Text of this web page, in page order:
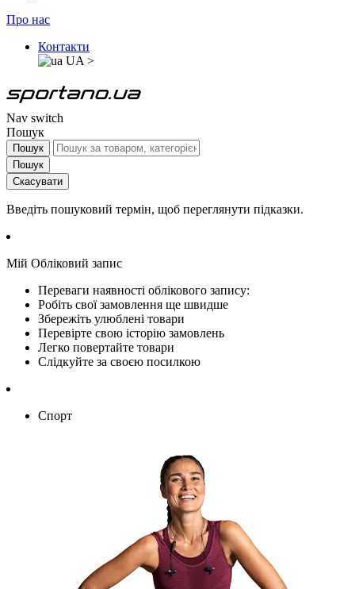
Про нас
Контакти
UA >
Nav switch
Пошук
Пошук
Пошук
Скасувати
Введіть пошуковий термін, щоб переглянути підказки.
Мій Обліковий запис
Переваги наявності облікового запису:
Робіть свої замовлення ще швидше
Збережіть улюблені товари
Перевірте свою історію замовлень
Легко повертайте товари
Слідкуйте за своєю посилкою
Спорт